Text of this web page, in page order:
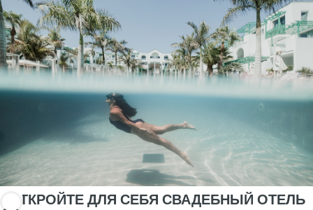
ОТКРОЙТЕ ДЛЯ СЕБЯ СВАДЕБНЫЙ ОТЕЛЬ